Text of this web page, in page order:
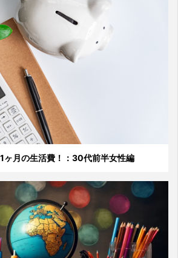
1ヶ月の生活費！：30代前半女性編